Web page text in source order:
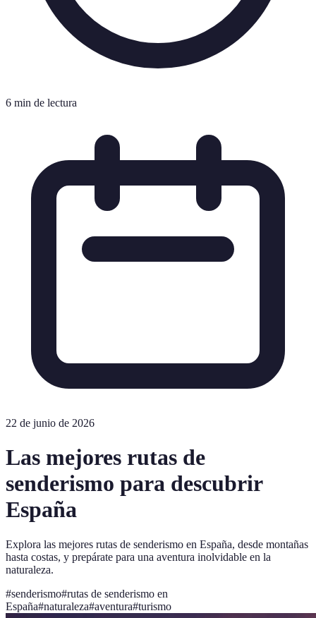
6 min de lectura
22 de junio de 2026
Las mejores rutas de
senderismo para descubrir
España
Explora las mejores rutas de senderismo en España, desde montañas
hasta costas, y prepárate para una aventura inolvidable en la
naturaleza.
#senderismo#rutas de senderismo en
España#naturaleza#aventura#turismo